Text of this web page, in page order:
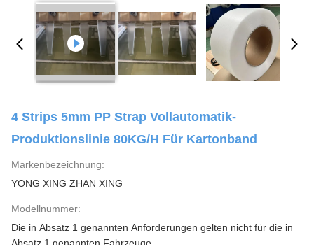
4 Strips 5mm PP Strap Vollautomatik-
Produktionslinie 80KG/h Für Kartonband
Markenbezeichnung:
YONG XING ZHAN XING
Modellnummer:
Die in Absatz 1 genannten Anforderungen gelten nicht für die in